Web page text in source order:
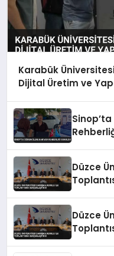
Karabük
Dijital Üretim ve
Düzce
Düzce